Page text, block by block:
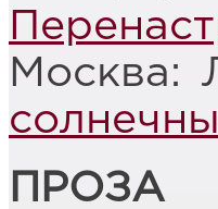
Москва:
ПРОЗА